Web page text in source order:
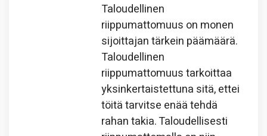
Taloudellinen
riippumattomuus on monen
sijoittajan tärkein päämäärä.
Taloudellinen
riippumattomuus tarkoittaa
yksinkertaistettuna sitä, ettei
töitä tarvitse enää tehdä
rahan takia. Taloudellisesti